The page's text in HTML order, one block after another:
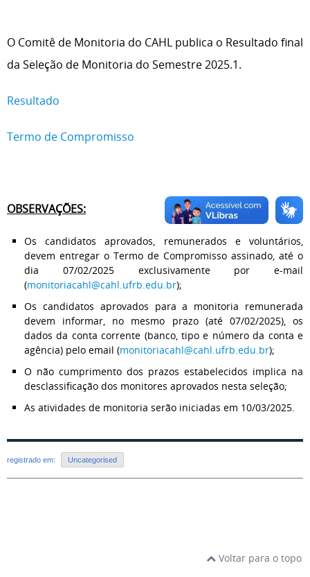
O Comitê de Monitoria do CAHL publica o Resultado final
da Seleção de Monitoria do Semestre 2025.1.
Resultado
Termo de Compromisso
OBSERVAÇÕES:
Os candidatos aprovados, remunerados e voluntários,
devem entregar o Termo de Compromisso assinado, até o
dia 07/02/2025 exclusivamente por e-mail
(monitoriacahl@cahl.ufrb.edu.br);
Os candidatos aprovados para a monitoria remunerada
devem informar, no mesmo prazo (até 07/02/2025), os
dados da conta corrente (banco, tipo e número da conta e
agência) pelo email (monitoriacahl@cahl.ufrb.edu.br);
O não cumprimento dos prazos estabelecidos implica na
desclassificação dos monitores aprovados nesta seleção;
As atividades de monitoria serão iniciadas em 10/03/2025.
registrado em: Uncategorised
Voltar para o topo